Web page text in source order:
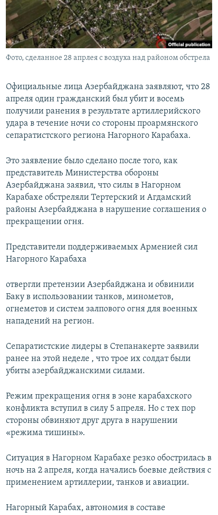
ПОБЕДИТЕЛЕЙ НЕ СУДЯТ?
КРЫМ.НЕПОКОРЕННЫЙ
ELIFBE
УКРАИНСКАЯ ПРОБЛЕМА КРЫМА
ПРИСОЕДИНЯЙТЕСЬ!
Фото, сделанное 28 апрлея с воздуха над районом обстрела
Официальные лица Азербайджана заявляют, что 28
апреля один гражданский был убит и восемь
получили ранения в результате артиллерийского
удара в течение ночи со стороны проармянского
сепаратистского региона Нагорного Карабаха.
Это заявление было сделано после того, как
представитель Министерства обороны
Азербайджана заявил, что силы в Нагорном
Карабахе обстреляли Тертерский и Агдамский
районы Азербайджана в нарушение соглашения о
прекращении огня.
Представители поддерживаемых Арменией сил
Нагорного Карабаха
отвергли претензии Азербайджана и обвинили
Баку в использовании танков, минометов,
огнеметов и систем залпового огня для военных
нападений на регион.
Сепаратистские лидеры в Степанакерте заявили
ранее на этой неделе , что трое их солдат были
убиты азербайджанскими силами.
Режим прекращения огня в зоне карабахского
конфликта вступил в силу 5 апреля. Но с тех пор
стороны обвиняют друг друга в нарушении
«режима тишины».
Ситуация в Нагорном Карабахе резко обострилась в
ночь на 2 апреля, когда начались боевые действия с
применением артиллерии, танков и авиации.
Нагорный Карабах, автономия в составе